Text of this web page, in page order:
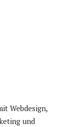
Webdesign,
und